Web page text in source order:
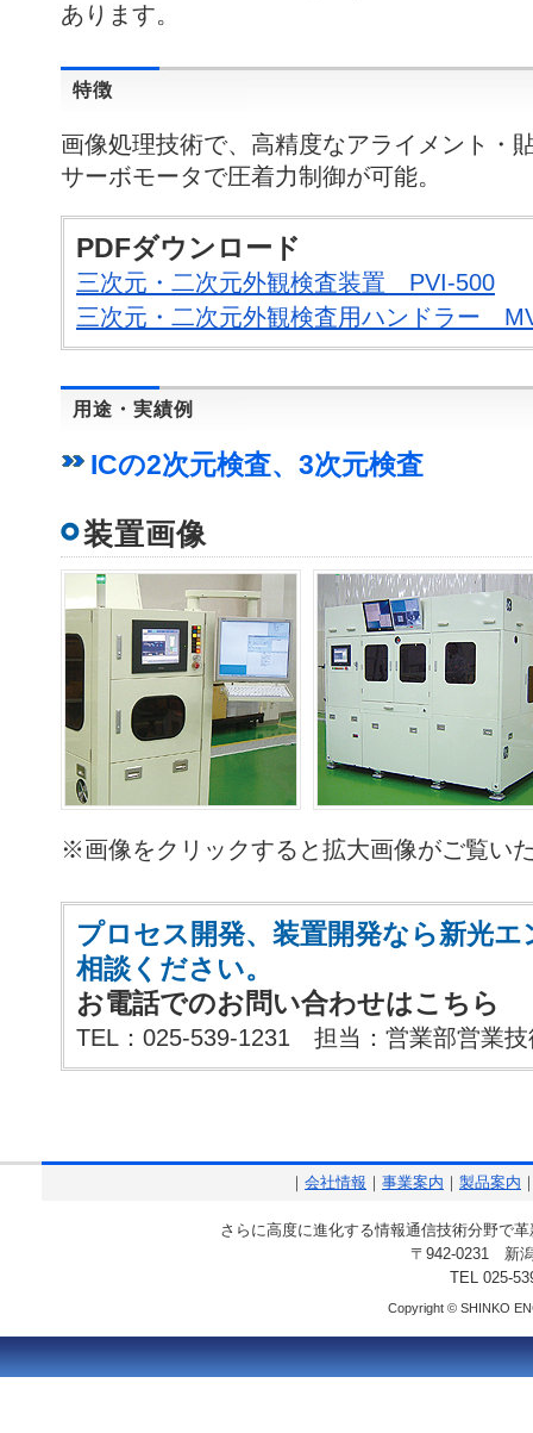
あります。
特徴
画像処理技術で、高精度なアライメント・
サーボモータで圧着力制御が可能。
PDFダウンロード
三次元・二次元外観検査装置 PVI-500
三次元・二次元外観検査用ハンドラー
用途・実績例
ICの2次元検査、3次元検査
装置画像
※画像をクリックすると拡大画像がご覧い
プロセス開発、装置開発なら新光
相談ください。
お電話でのお問い合わせはこちら
TEL：025-539-1231 担当：営業部営業技
｜ 会社情報 ｜ 事業案内 ｜ 製品案内
さらに高度に進化する情報通信技術分野で
〒942-0231 新
TEL 025-
Copyright © SHINKO